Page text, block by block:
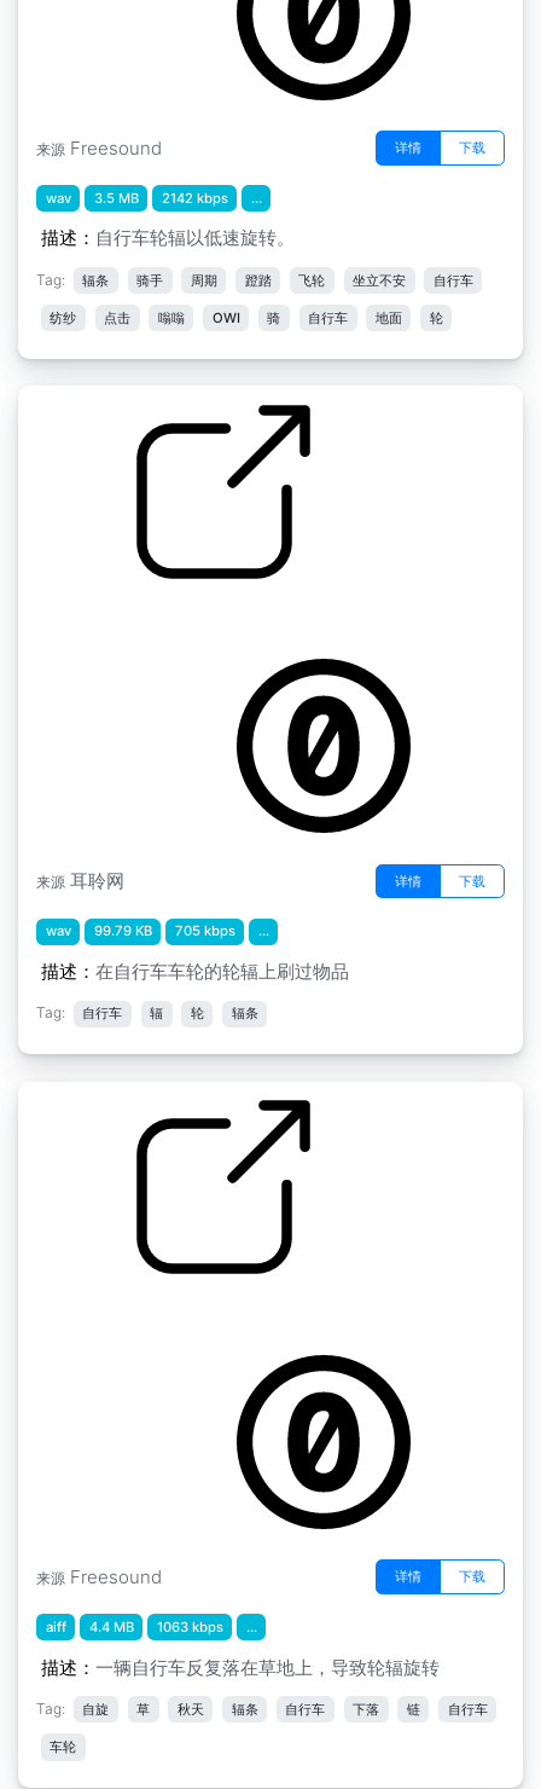
来源 Freesound 详情 下载
wav 3.5 MB 2142 kbps ...
描述： 自行车轮辐以低速旋转。
Tag: 辐条 骑手 周期 蹬踏 飞轮 坐立不安 自行车
纺纱 点击 嗡嗡 OWI 骑 自行车 地面 轮
来源 耳聆网 详情 下载
wav 99.79 KB 705 kbps ...
描述： 在自行车车轮的轮辐上刷过物品
Tag: 自行车 辐 轮 辐条
来源 Freesound 详情 下载
aiff 4.4 MB 1063 kbps ...
描述： 一辆自行车反复落在草地上，导致轮辐旋转
Tag: 自旋 草 秋天 辐条 自行车 下落 链 自行车
车轮